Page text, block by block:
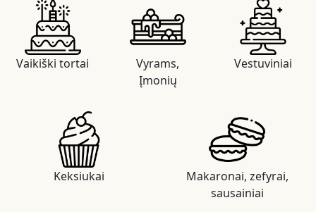
Vaikiški tortai
Vyrams,
Įmonių
Vestuviniai
Keksiukai
Makaronai, zefyrai,
sausainiai